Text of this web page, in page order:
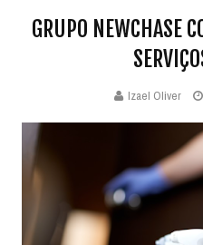
GRUPO NEWCHASE
Izael Oliver